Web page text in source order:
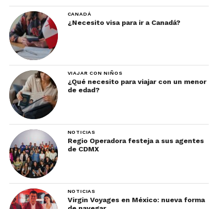
los locales para ver el atardece, ya que mientras sus
espejos de agua reflejan el lienzo celeste, su
mirador ofrece inigualables vistas de la parte
oeste de Madrid.
¿Dónde?En el Parque del Oeste, cerca de la Plaza
de España.
Experiencias clásicas de
Madrid: Caminar por la Gran
Vía
CANADÁ
¿Necesito visa para ir a Canadá?
VIAJAR CON NIÑOS
¿Qué necesito para viajar con un menor
de edad?
NOTICIAS
Regio Operadora festeja a sus agentes
de CDMX
NOTICIAS
Virgin Voyages en México: nueva forma